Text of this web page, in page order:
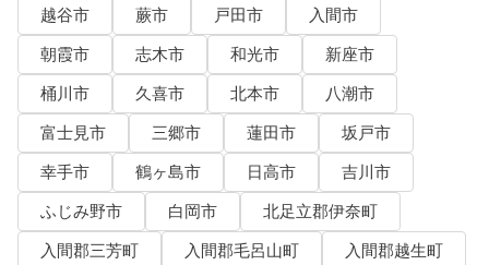
越谷市
蕨市 戸田市
入間市
朝霞市
志木市 和光市
新座市
桶川市
久喜市 北本市
八潮市
富士見市
三郷市 蓮田市
坂戸市
幸手市
鶴ヶ島市 日高市
吉川市
ふじみ野市
白岡市
北足立郡伊奈町
入間郡三芳町
入間郡毛呂山町
入間郡越生町